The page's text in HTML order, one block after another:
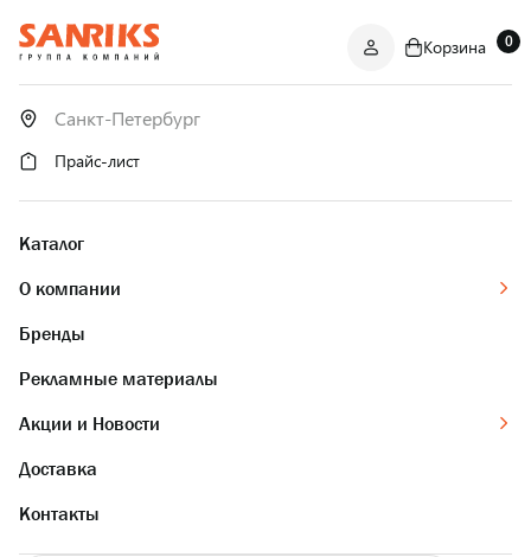
ОПТОМ
И В РОЗНИЦУ
Корзина 0
Прайс-лист
Каталог
О компании
Бренды
Рекламные материалы
Акции и Новости
Доставка
Контакты